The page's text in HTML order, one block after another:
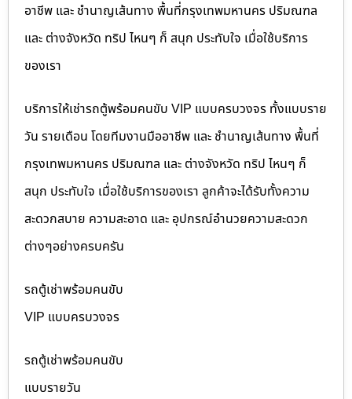
อาชีพ และ ชำนาญเส้นทาง พื้นที่กรุงเทพมหานคร ปริมณฑล
และ ต่างจังหวัด ทริป ไหนๆ ก็ สนุก ประทับใจ เมื่อใช้บริการ
ของเรา
บริการให้เช่ารถตู้พร้อมคนขับ VIP แบบครบวงจร ทั้งแบบราย
วัน รายเดือน โดยทีมงานมืออาชีพ และ ชำนาญเส้นทาง พื้นที่
กรุงเทพมหานคร ปริมณฑล และ ต่างจังหวัด ทริป ไหนๆ ก็
สนุก ประทับใจ เมื่อใช้บริการของเรา ลูกค้าจะได้รับทั้งความ
สะดวกสบาย ความสะอาด และ อุปกรณ์อำนวยความสะดวก
ต่างๆอย่างครบครัน
รถตู้เช่าพร้อมคนขับ
VIP แบบครบวงจร
รถตู้เช่าพร้อมคนขับ
แบบรายวัน